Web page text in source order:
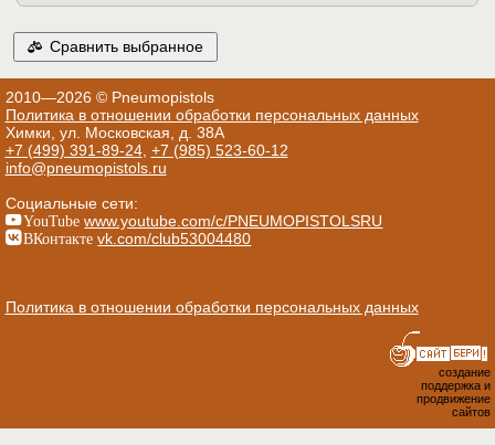
Сравнить выбранное
2010—2026 © Pneumopistols
Политика в отношении обработки персональных данных
Химки, ул. Московская, д. 38А
+7 (499) 391-89-24, +7 (985) 523-60-12
info@pneumopistols.ru
Социальные сети:
YouTube www.youtube.com/c/PNEUMOPISTOLSRU
ВКонтакте vk.com/club53004480
Политика в отношении обработки персональных данных
создание
поддержка и
продвижение
сайтов